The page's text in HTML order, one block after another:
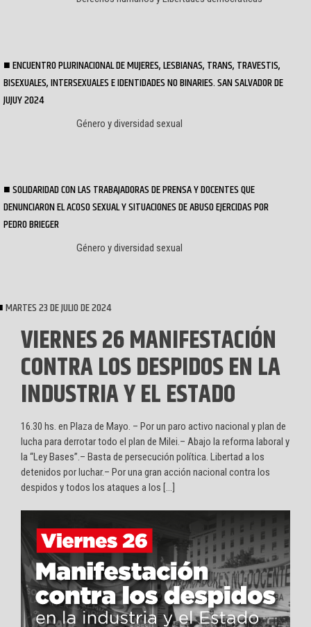
ENCUENTRO PLURINACIONAL DE MUJERES, LESBIANAS, TRANS, TRAVESTIS,
BISEXUALES, INTERSEXUALES E IDENTIDADES NO BINARIES. SAN SALVADOR DE
JUJUY 2024
Género y diversidad sexual
SOLIDARIDAD CON LAS TRABAJADORAS DE PRENSA Y DOCENTES QUE
DENUNCIARON EL ACOSO SEXUAL Y SITUACIONES DE ABUSO EJERCIDAS POR
PEDRO BRIEGER
Género y diversidad sexual
MARTES 23 DE JULIO DE 2024
VIERNES 26 MANIFESTACIÓN
CONTRA LOS DESPIDOS EN LA
INDUSTRIA Y EL ESTADO
16.30 hs. en Plaza de Mayo. – Por un paro activo nacional y plan de
lucha para derrotar todo el plan de Milei.– Abajo la reforma laboral y
la “Ley Bases”.– Basta de persecución política. Libertad a los
detenidos por luchar.– Por una gran acción nacional contra los
despidos y todos los ataques a los […]